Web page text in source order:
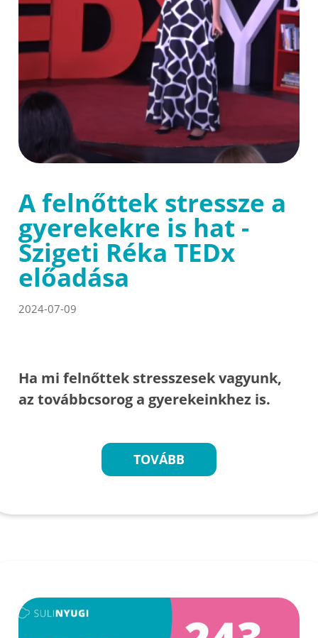
A felnőttek stressze a
gyerekekre is hat -
Szigeti Réka TEDx
előadása
2024-07-09
Ha mi felnőttek stresszesek vagyunk,
az továbbcsorog a gyerekeinkhez is.
TOVÁBB